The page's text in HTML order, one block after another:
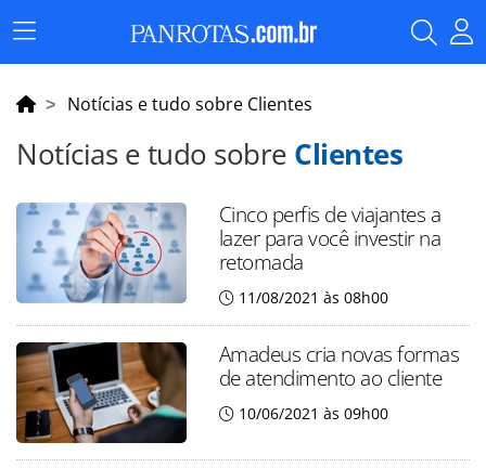
Menu
Principal
Notícias e tudo sobre Clientes
Notícias e tudo sobre Clientes
Cinco perfis de viajantes a
lazer para você investir na
retomada
11/08/2021 às 08h00
Amadeus cria novas formas
de atendimento ao cliente
10/06/2021 às 09h00